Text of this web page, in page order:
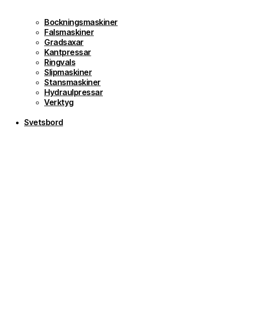
Bockningsmaskiner
Falsmaskiner
Gradsaxar
Kantpressar
Ringvals
Slipmaskiner
Stansmaskiner
Hydraulpressar
Verktyg
Svetsbord